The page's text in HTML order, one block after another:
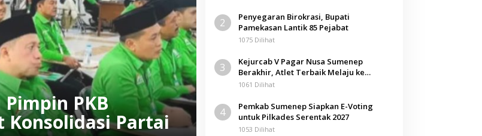
PKB
Konsolidasi Partai
2
Penyegaran Birokrasi, Bupati
Pamekasan Lantik 85 Pejabat
1075 Dilihat
3
Kejurcab V Pagar Nusa Sumenep
Berakhir, Atlet Terbaik Melaju ke
Kejurwil Jatim
1061 Dilihat
4
Pemkab Sumenep Siapkan E-Voting
untuk Pilkades Serentak 2027
1053 Dilihat